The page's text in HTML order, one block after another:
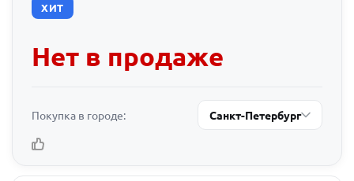
ХИТ
Нет в продаже
Покупка в городе: Санкт-Петербург